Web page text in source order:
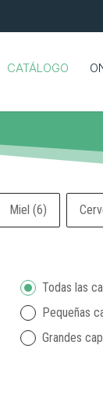
CATÁLOGO
Miel(6)
-capacità-ES
Todas las
Pequeñas
Grandes